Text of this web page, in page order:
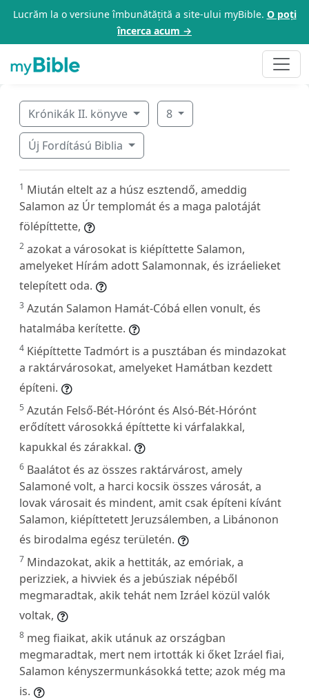
Lucrăm la o versiune îmbunătățită a site-ului myBible. O poți
încerca acum →
Krónikák II. könyve 8
Új Fordítású Biblia
1 Miután eltelt az a húsz esztendő, ameddig
Salamon az Úr templomát és a maga palotáját
fölépíttette,
2 azokat a városokat is kiépíttette Salamon,
amelyeket Hírám adott Salamonnak, és izráelieket
telepített oda.
3 Azután Salamon Hamát-Cóbá ellen vonult, és
hatalmába kerítette.
4 Kiépíttette Tadmórt is a pusztában és mindazokat
a raktárvárosokat, amelyeket Hamátban kezdett
építeni.
5 Azután Felső-Bét-Hórónt és Alsó-Bét-Hórónt
erődített városokká építtette ki várfalakkal,
kapukkal és zárakkal.
6 Baalátot és az összes raktárvárost, amely
Salamoné volt, a harci kocsik összes városát, a
lovak városait és mindent, amit csak építeni kívánt
Salamon, kiépíttetett Jeruzsálemben, a Libánonon
és birodalma egész területén.
7 Mindazokat, akik a hettiták, az emóriak, a
perizziek, a hivviek és a jebúsziak népéből
megmaradtak, akik tehát nem Izráel közül valók
voltak,
8 meg fiaikat, akik utánuk az országban
megmaradtak, mert nem irtották ki őket Izráel fiai,
Salamon kényszermunkásokká tette; azok még ma
is.